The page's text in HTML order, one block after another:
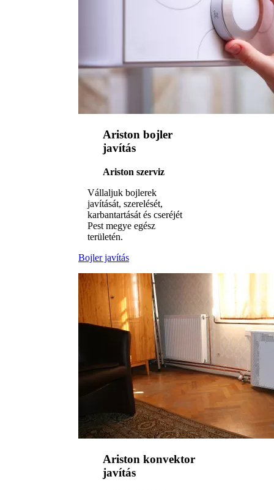
Ariston bojler
javítás
Ariston szerviz
Vállaljuk bojlerek
javítását, szerelését,
karbantartását és cseréjét
Pest megye egész
területén.
Bojler javítás
Ariston konvektor
javítás